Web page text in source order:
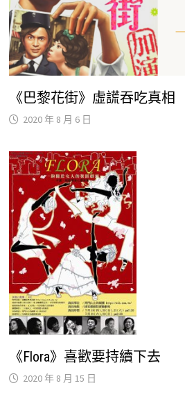
《巴黎花街》虛謊吞吃真相
2020 年 8 月 6 日
《Flora》喜歡要持續下去
2020 年 8 月 15 日